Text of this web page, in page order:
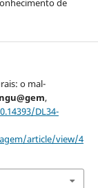
de
o mal-
,
DL34-
article/view/4